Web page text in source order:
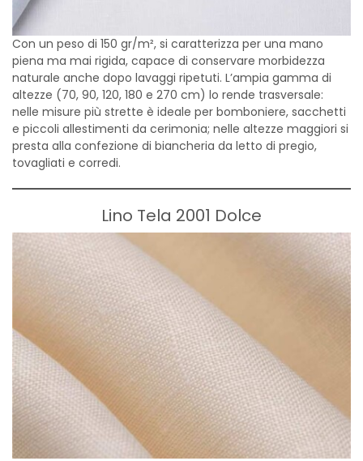
Con un peso di 150 gr/m², si caratterizza per una mano
piena ma mai rigida, capace di conservare morbidezza
naturale anche dopo lavaggi ripetuti. L’ampia gamma di
altezze (70, 90, 120, 180 e 270 cm) lo rende trasversale:
nelle misure più strette è ideale per bomboniere, sacchetti
e piccoli allestimenti da cerimonia; nelle altezze maggiori si
presta alla confezione di biancheria da letto di pregio,
tovagliati e corredi.
Lino Tela 2001 Dolce